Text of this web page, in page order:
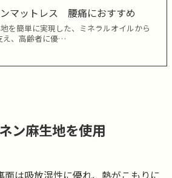
マットレス 腰痛におすすめ
を簡単に実現した、ミネラルオイルから
え、高齢者に優…
ン麻生地を使用
は吸放湿性に優れ、熱がこもりに